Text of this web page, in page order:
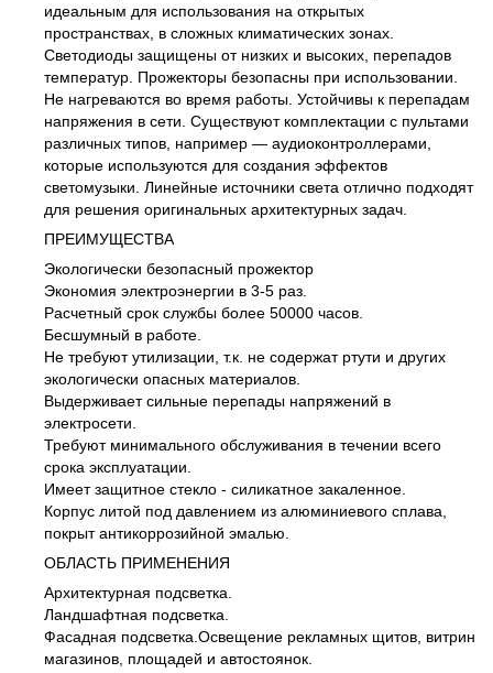
идеальным для использования на открытых
пространствах, в сложных климатических зонах.
Светодиоды защищены от низких и высоких, перепадов
температур. Прожекторы безопасны при использовании.
Не нагреваются во время работы. Устойчивы к перепадам
напряжения в сети. Существуют комплектации с пультами
различных типов, например — аудиоконтроллерами,
которые используются для создания эффектов
светомузыки. Линейные источники света отлично подходят
для решения оригинальных архитектурных задач.
ПРЕИМУЩЕСТВА
Экологически безопасный прожектор
Экономия электроэнергии в 3-5 раз.
Расчетный срок службы более 50000 часов.
Бесшумный в работе.
Не требуют утилизации, т.к. не содержат ртути и других
экологически опасных материалов.
Выдерживает сильные перепады напряжений в
электросети.
Требуют минимального обслуживания в течении всего
срока эксплуатации.
Имеет защитное стекло - силикатное закаленное.
Корпус литой под давлением из алюминиевого сплава,
покрыт антикоррозийной эмалью.
ОБЛАСТЬ ПРИМЕНЕНИЯ
Архитектурная подсветка.
Ландшафтная подсветка.
Фасадная подсветка.Освещение рекламных щитов, витрин
магазинов, площадей и автостоянок.